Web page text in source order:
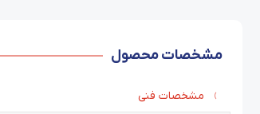
مشخصات محصول
مشخصات فنی